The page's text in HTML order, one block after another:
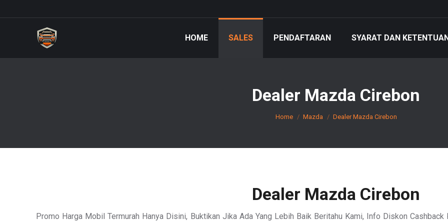
HOME SALES PENDAFTARAN SYARAT DAN
Dealer Mazda Cirebon
You are here:
Home Mazda Dealer Mazda Cirebon
Dealer Mazda Cirebon
Promo Harga Mobil Termurah Hanya Disini, Buktikan Jika Ada Yang Lebih Baik Beritahu Kami, Info Diskon